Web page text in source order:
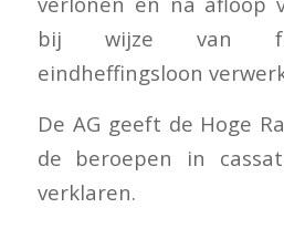
bij wijze van
eindheffingsloon
De AG geeft de Hoge
de beroepen in
verklaren.